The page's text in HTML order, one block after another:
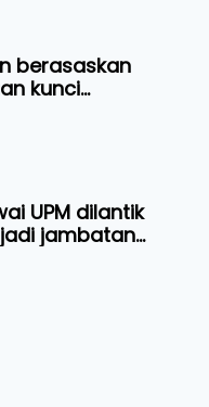
berasaskan
kunci
institusi -
UPM dilantik
jadi jambatan
akar umbi